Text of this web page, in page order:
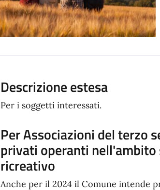
Descrizione estesa
Per i soggetti interessati.
Per Associazioni del terzo
privati operanti
ricreativo
Anche per il 2024 il Comune intende